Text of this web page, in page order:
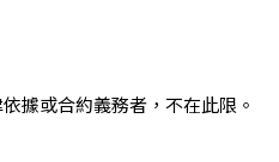
據或合約義務者，不在此限。